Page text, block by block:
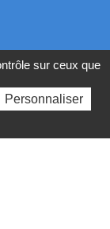
sur ceux que
Personnaliser